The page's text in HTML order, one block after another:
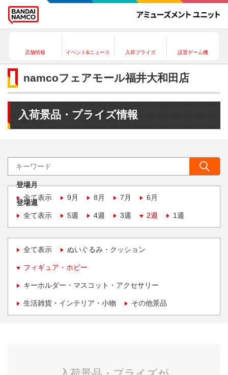
店舗情報 イベント&ニュース 入荷プライズ 設置ゲーム機
namcoフェアモール福井大和田店
入荷景品・プライズ情報
登場月
全て表示
9月 8月 7月 6月
登場週
全て表示
5週 4週 3週 2週 1週
全て表示 ぬいぐるみ・クッション
フィギュア・ホビー
キーホルダー・マスコット・アクセサリー
生活雑貨・インテリア・小物 その他景品